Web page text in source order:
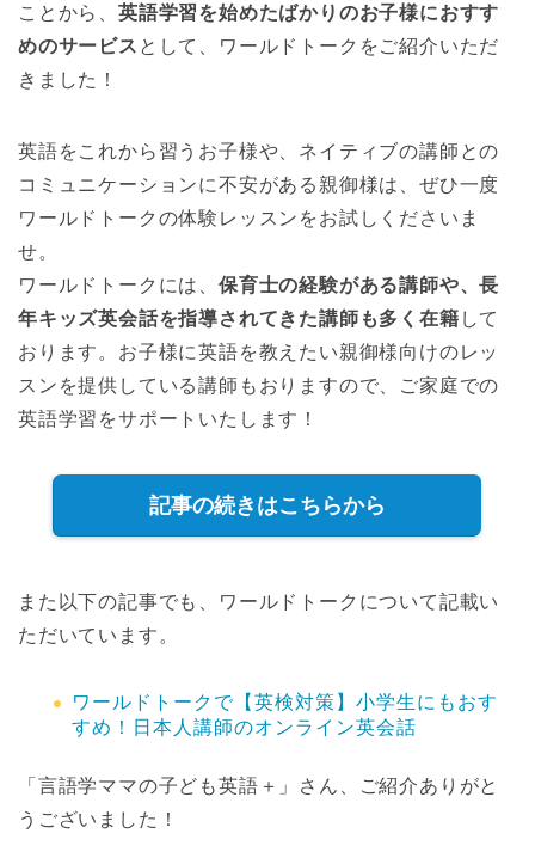
ことから、 英語学習を始めたばかりのお子様におすす
めのサービス として、ワールドトークをご紹介いただ
きました！
英語をこれから習うお子様や、ネイティブの講師との
コミュニケーションに不安がある親御様は、ぜひ一度
ワールドトークの体験レッスンをお試しくださいま
せ。
ワールドトークには、 保育士の経験がある講師や、長
年キッズ英会話を指導されてきた講師も多く在籍 して
おります。お子様に英語を教えたい親御様向けのレッ
スンを提供している講師もおりますので、ご家庭での
英語学習をサポートいたします！
記事の続きはこちらから
また以下の記事でも、ワールドトークについて記載い
ただいています。
ワールドトークで【英検対策】小学生にもおす
すめ！日本人講師のオンライン英会話
「言語学ママの子ども英語＋」さん、ご紹介ありがと
うございました！